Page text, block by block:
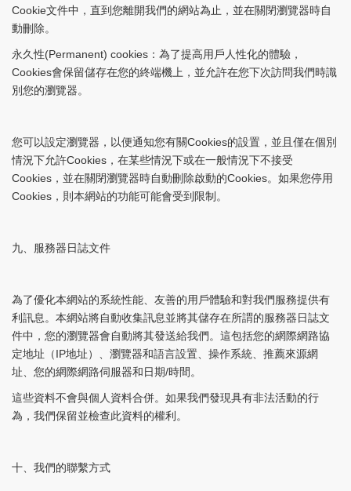
Cookie文件中，直到您離開我們的網站為止，並在關閉瀏覽器時自
動刪除。
永久性(Permanent) cookies：為了提高用戶人性化的體驗，
Cookies會保留儲存在您的終端機上，並允許在您下次訪問我們時識
別您的瀏覽器。
您可以設定瀏覽器，以便通知您有關Cookies的設置，並且僅在個別
情況下允許Cookies，在某些情況下或在一般情況下不接受
Cookies，並在關閉瀏覽器時自動刪除啟動的Cookies。如果您停用
Cookies，則本網站的功能可能會受到限制。
九、服務器日誌文件
為了優化本網站的系統性能、友善的用戶體驗和對我們服務提供有
利訊息。本網站將自動收集訊息並將其儲存在所謂的服務器日誌文
件中，您的瀏覽器會自動將其發送給我們。這包括您的網際網路協
定地址（IP地址）、瀏覽器和語言設置、操作系統、推薦來源網
址、您的網際網路伺服器和日期/時間。
這些資料不會與個人資料合併。如果我們發現具有非法活動的行
為，我們保留並檢查此資料的權利。
十、我們的聯繫方式